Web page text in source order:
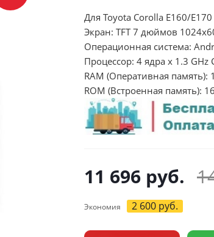
Для Toyota Corolla E160/
Экран: TFT 7 дюймов
Операционная система:
Процессор: 4 ядра х 1.3 GHz
RAM (Оперативная память):
ROM (Встроенная память):
11 696 руб.
Экономия 2 600 руб.